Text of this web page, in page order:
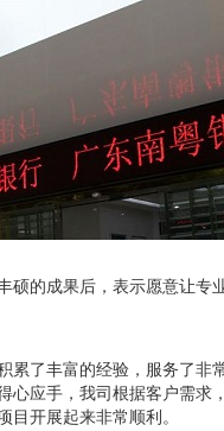
硕的成果后，表示愿意让
累了丰富的经验，服务了
心应手，我司根据客户需
目开展起来非常顺利。